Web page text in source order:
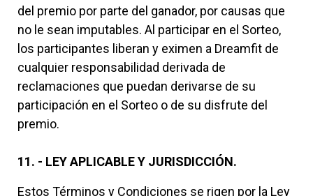
del premio por parte del ganador, por causas que
no le sean imputables. Al participar en el Sorteo,
los participantes liberan y eximen a Dreamfit de
cualquier responsabilidad derivada de
reclamaciones que puedan derivarse de su
participación en el Sorteo o de su disfrute del
premio.
11. - LEY APLICABLE Y JURISDICCIÓN.
Estos Términos y Condiciones se rigen por la Ley